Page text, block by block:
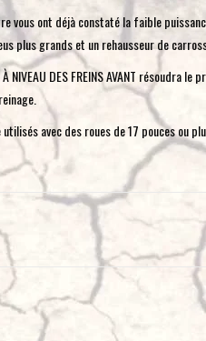
vous ont déjà constaté la faible
plus grands et un rehausseur de
À NIVEAU DES FREINS AVANT
avec des roues de 17 pouces ou